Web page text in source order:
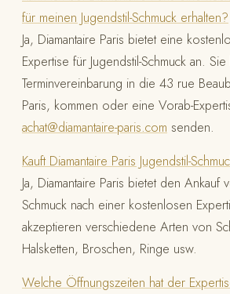
für meinen Jugendstil-Schmuck erhalten?
Ja, Diamantaire Paris bietet eine
Expertise für Jugendstil-Schmuck an.
Terminvereinbarung in die 43 rue
Paris, kommen oder eine Vorab-
achat@diamantaire-paris.com senden.
Kauft Diamantaire Paris Jugendstil-
Ja, Diamantaire Paris bietet den Ankauf
Schmuck nach einer kostenlosen
akzeptieren verschiedene Arten von
Halsketten, Broschen, Ringe usw.
Welche Öffnungszeiten hat der